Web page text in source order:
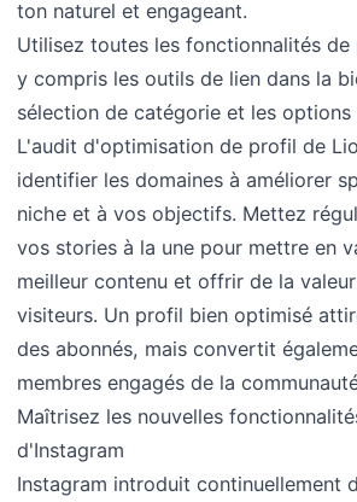
ton naturel et engageant.
Utilisez toutes les fonctionnalités
y compris les outils de lien dans la
sélection de catégorie et les
L'audit d'optimisation de profil de
identifier les domaines à améliorer
niche et à vos objectifs. Mettez
vos stories à la une pour mettre en
meilleur contenu et offrir de la
visiteurs. Un profil bien optimisé
des abonnés, mais convertit
membres engagés de la
Maîtrisez les nouvelles
d'Instagram
Instagram introduit continuellement